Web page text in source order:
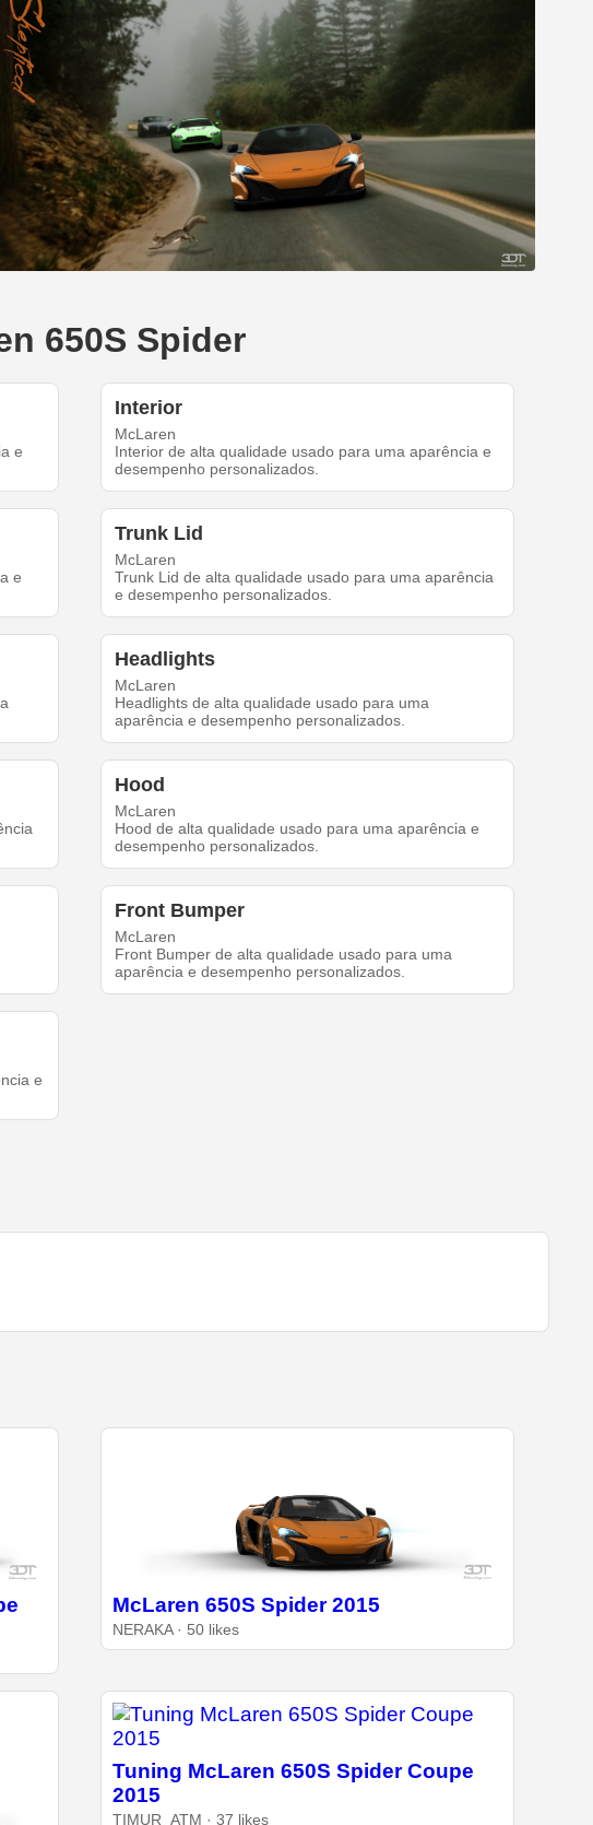
650S Spider
e
Interior
McLaren
Interior de alta qualidade usado para uma aparência e
desempenho personalizados.
e
Trunk Lid
McLaren
Trunk Lid de alta qualidade usado para uma aparência
e desempenho personalizados.
Headlights
McLaren
Headlights de alta qualidade usado para uma
aparência e desempenho personalizados.
Hood
McLaren
Hood de alta qualidade usado para uma aparência e
desempenho personalizados.
Front Bumper
McLaren
Front Bumper de alta qualidade usado para uma
aparência e desempenho personalizados.
e
McLaren 650S Spider 2015
NERAKA · 50 likes
Tuning McLaren 650S Spider Coupe
2015
TIMUR_ATM · 37 likes